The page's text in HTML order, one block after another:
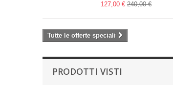
127,00 € 240,00 €
Tutte le offerte speciali
PRODOTTI VISTI